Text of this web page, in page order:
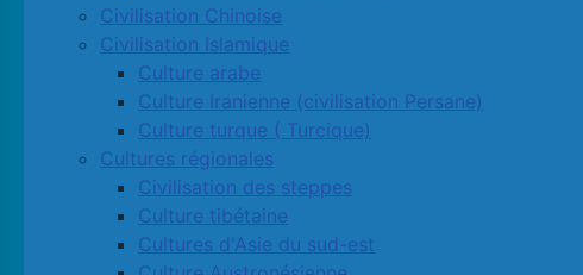
Civilisation Chinoise
Civilisation Islamique
Culture arabe
Culture Iranienne (civilisation Persane)
Culture turque ( Turcique)
Cultures régionales
Civilisation des steppes
Culture tibétaine
Cultures d'Asie du sud-est